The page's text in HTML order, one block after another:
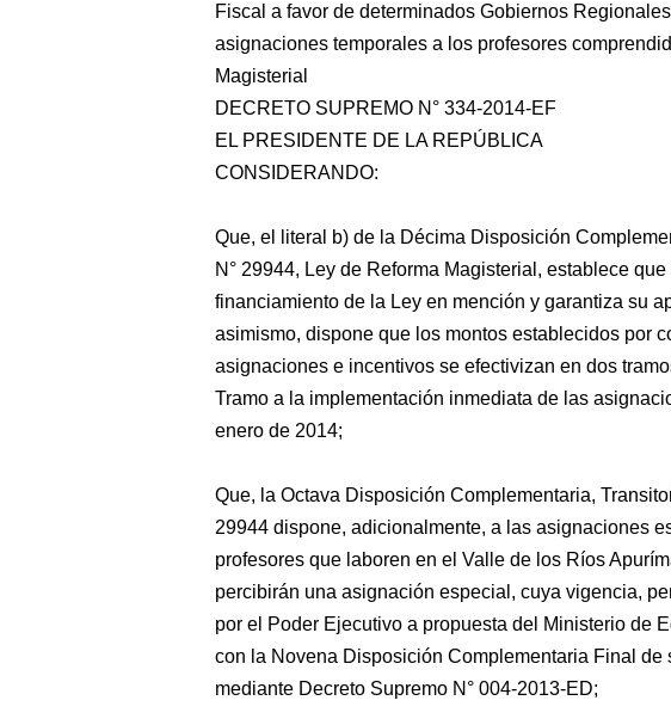
Fiscal a favor de determinados Gobiernos
asignaciones temporales a los profesores
Magisterial
DECRETO SUPREMO N° 334-2014-EF
EL PRESIDENTE DE LA REPÚBLICA
CONSIDERANDO:
Que, el literal b) de la Décima Disposición
N° 29944, Ley de Reforma Magisterial, establece
financiamiento de la Ley en mención y garantiza su
asimismo, dispone que los montos establecidos por
asignaciones e incentivos se efectivizan en dos
Tramo a la implementación inmediata de las
enero de 2014;
Que, la Octava Disposición Complementaria,
29944 dispone, adicionalmente, a las asignaciones
profesores que laboren en el Valle de los Ríos
percibirán una asignación especial, cuya vigencia,
por el Poder Ejecutivo a propuesta del Ministerio de
con la Novena Disposición Complementaria Final de
mediante Decreto Supremo N° 004-2013-ED;